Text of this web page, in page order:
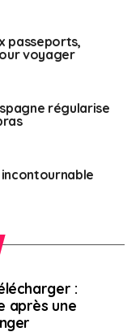
passeports,
voyager
régularise
incontournable
:
après une